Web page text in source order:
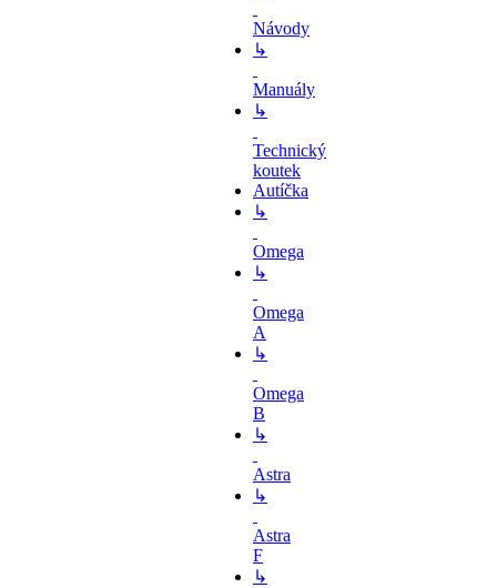
Návody
↳
Manuály
↳
Technický
koutek
Autíčka
↳
Omega
↳
Omega
A
↳
Omega
B
↳
Astra
↳
Astra
F
↳